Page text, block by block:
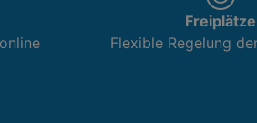
Freiplätze
Flexible Regelung